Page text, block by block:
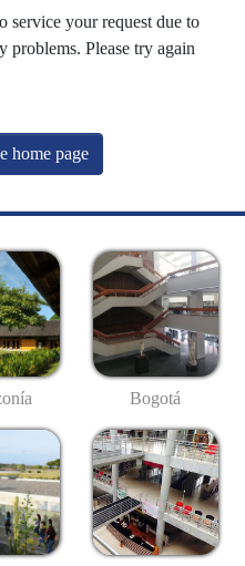
service your request due to
problems. Please try again
home page
Bogotá